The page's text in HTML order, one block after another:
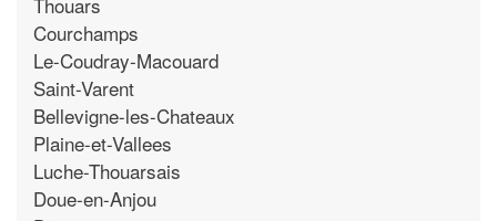
Courchamps
Le-Coudray-Macouard
Saint-Varent
Bellevigne-les-Chateaux
Plaine-et-Vallees
Luche-Thouarsais
Doue-en-Anjou